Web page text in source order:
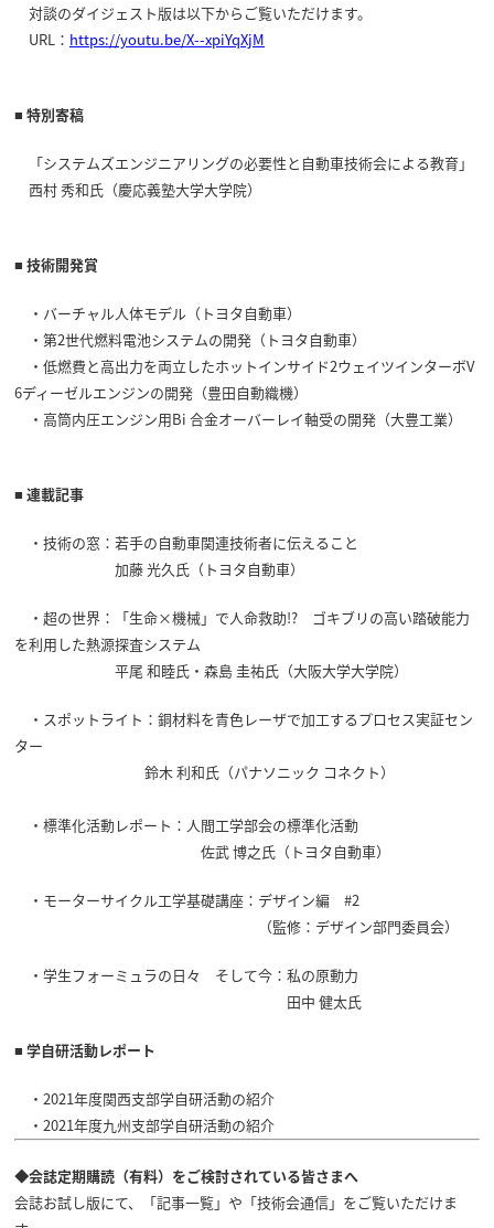
対談のダイジェスト版は以下からご覧いただけます。
URL： https://youtu.be/X--xpiYqXjM
■ 特別寄稿
「システムズエンジニアリングの必要性と自動車技術会による教育」
西村 秀和氏（慶応義塾大学大学院）
■ 技術開発賞
・バーチャル人体モデル（トヨタ自動車）
・第2世代燃料電池システムの開発（トヨタ自動車）
・低燃費と高出力を両立したホットインサイド2ウェイツインターボV
6ディーゼルエンジンの開発（豊田自動織機）
・高筒内圧エンジン用Bi 合金オーバーレイ軸受の開発（大豊工業）
■ 連載記事
・技術の窓：若手の自動車関連技術者に伝えること
加藤 光久氏（トヨタ自動車）
・超の世界：「生命×機械」で人命救助!? ゴキブリの高い踏破能力
を利用した熱源探査システム
平尾 和睦氏・森島 圭祐氏（大阪大学大学院）
・スポットライト：銅材料を青色レーザで加工するプロセス実証セン
ター
鈴木 利和氏（パナソニック コネクト）
・標準化活動レポート：人間工学部会の標準化活動
佐武 博之氏（トヨタ自動車）
・モーターサイクル工学基礎講座：デザイン編 #2
（監修：デザイン部門委員会）
・学生フォーミュラの日々 そして今：私の原動力
田中 健太氏
■ 学自研活動レポート
・2021年度関西支部学自研活動の紹介
・2021年度九州支部学自研活動の紹介
◆会誌定期購読（有料）をご検討されている皆さまへ
会誌お試し版にて、「記事一覧」や「技術会通信」をご覧いただけま